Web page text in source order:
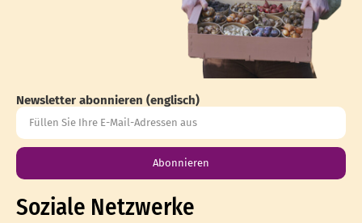
Newsletter abonnieren (englisch)
Abonnieren
Soziale Netzwerke